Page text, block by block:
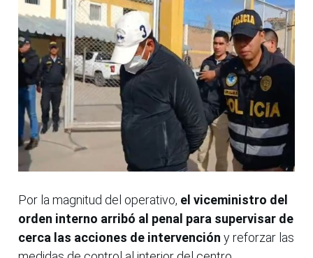
Por la magnitud del operativo, el viceministro del
orden interno arribó al penal para supervisar de
cerca las acciones de intervención y reforzar las